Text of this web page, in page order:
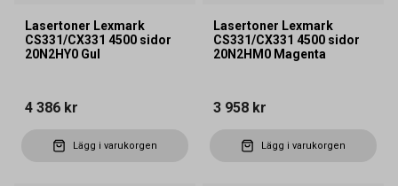
Lasertoner Lexmark
CS331/CX331 4500 sidor
20N2HY0 Gul
4 386 kr
Lägg i varukorgen
Lasertoner Lexmark
CS331/CX331 4500 sidor
20N2HM0 Magenta
3 958 kr
Lägg i varukorgen